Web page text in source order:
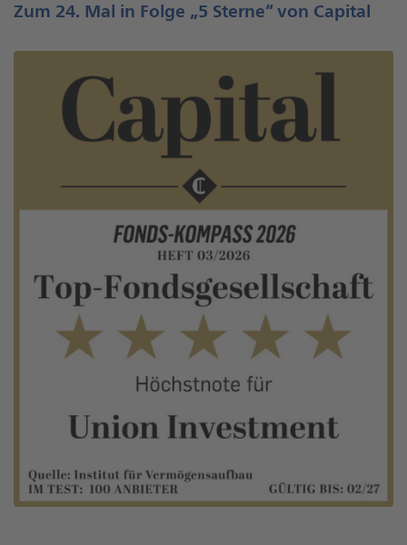
Zum 24. Mal in Folge „5 Sterne“ von Capital